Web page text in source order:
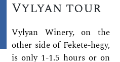
Vylyan tour
Vylyan Winery, on the
other side of Fekete-hegy,
is only 1-1.5 hours or on